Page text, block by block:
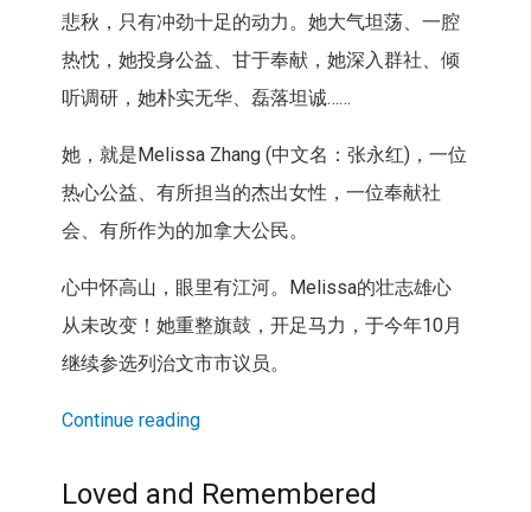
悲秋，只有冲劲十足的动力。她大气坦荡、一腔
热忱，她投身公益、甘于奉献，她深入群社、倾
听调研，她朴实无华、磊落坦诚……
她，就是Melissa Zhang (中文名：张永红)，一位
热心公益、有所担当的杰出女性，一位奉献社
会、有所作为的加拿大公民。
心中怀高山，眼里有江河。Melissa的壮志雄心
从未改变！她重整旗鼓，开足马力，于今年10月
继续参选列治文市市议员。
Continue reading
Loved and Remembered